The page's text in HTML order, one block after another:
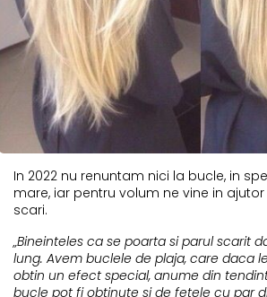
In 2022 nu renuntam nici la bucle, in
mare, iar pentru volum ne vine in
scari.
„Bineinteles ca se poarta si parul scarit
lung. Avem buclele de plaja, care daca
obtin un efect special, anume din
bucle pot fi obtinute si de fetele cu par